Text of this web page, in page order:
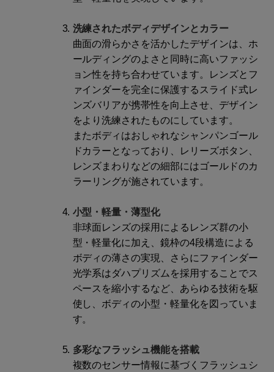
洗練されたボディデザインとカラー
曲面の滑らかさを活かしたデザインは、ホ
ールディングのよさと同時に高いファッシ
ョン性を持ち合わせています。レンズとフ
ァインダーを完全に保護するスライド式レ
ンズバリアが携帯性を向上させ、デザイン
をより洗練されたものにしています。
またボディはおしゃれなシャンパンゴール
ドカラーとなっており、レリーズボタン、
レンズまわりなどの細部にはゴールドのカ
ラーリングが施されています。
小型・軽量・薄型化
非球面レンズの採用によるレンズ群の小
型・軽量化に加え、鏡枠の4段構造による
ボディの薄さの実現、さらにファインダー
光学系はダハプリズムを採用することでス
ペースを縮小するなど、あらゆる技術を駆
使し、ボディの小型・軽量化を図っていま
す。
多彩なフラッシュ機能を搭載
複数のセンサー情報に基づくフラッシュシ